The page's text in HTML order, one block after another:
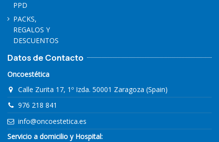
PPD
PACKS,
REGALOS Y
DESCUENTOS
Datos de Contacto
Oncoestética
Calle Zurita 17, 1º Izda. 50001 Zaragoza (Spain)
976 218 841
info@oncoestetica.es
Servicio a domicilio y Hospital: